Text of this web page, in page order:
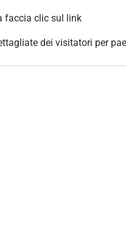
faccia clic sul link
dei visitatori per